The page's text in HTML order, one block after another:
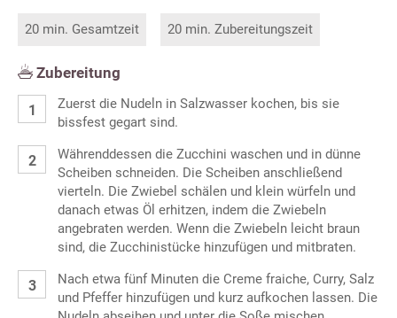
20 min. Gesamtzeit 20 min. Zubereitungszeit
Zubereitung
Zuerst die Nudeln in Salzwasser kochen, bis sie
bissfest gegart sind.
Währenddessen die Zucchini waschen und in dünne
Scheiben schneiden. Die Scheiben anschließend
vierteln. Die Zwiebel schälen und klein würfeln und
danach etwas Öl erhitzen, indem die Zwiebeln
angebraten werden. Wenn die Zwiebeln leicht braun
sind, die Zucchinistücke hinzufügen und mitbraten.
Nach etwa fünf Minuten die Creme fraiche, Curry, Salz
und Pfeffer hinzufügen und kurz aufkochen lassen. Die